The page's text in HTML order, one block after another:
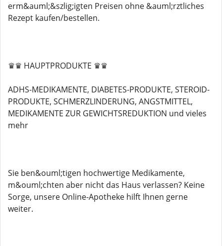
erm&auml;&szlig;igten Preisen ohne &auml;rztliches
Rezept kaufen/bestellen.
♛♛ HAUPTPRODUKTE ♛♛
ADHS-MEDIKAMENTE, DIABETES-PRODUKTE, STEROID-
PRODUKTE, SCHMERZLINDERUNG, ANGSTMITTEL,
MEDIKAMENTE ZUR GEWICHTSREDUKTION und vieles
mehr
Sie ben&ouml;tigen hochwertige Medikamente,
m&ouml;chten aber nicht das Haus verlassen? Keine
Sorge, unsere Online-Apotheke hilft Ihnen gerne
weiter.